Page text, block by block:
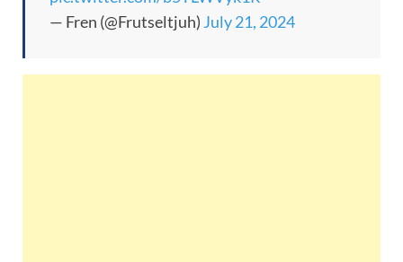
— Fren (@Frutseltjuh) July 21, 2024